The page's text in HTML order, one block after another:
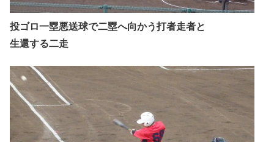
投ゴロ一塁悪送球で二塁へ向かう打者走者と
生還する二走